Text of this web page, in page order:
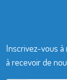
Inscrivez-vous
à recevoir de